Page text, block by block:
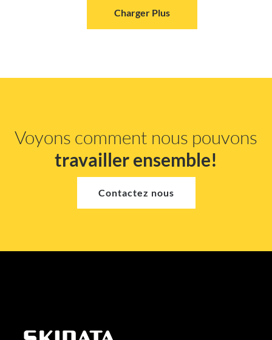
Charger Plus
Voyons comment nous pouvons
travailler ensemble!
Contactez nous